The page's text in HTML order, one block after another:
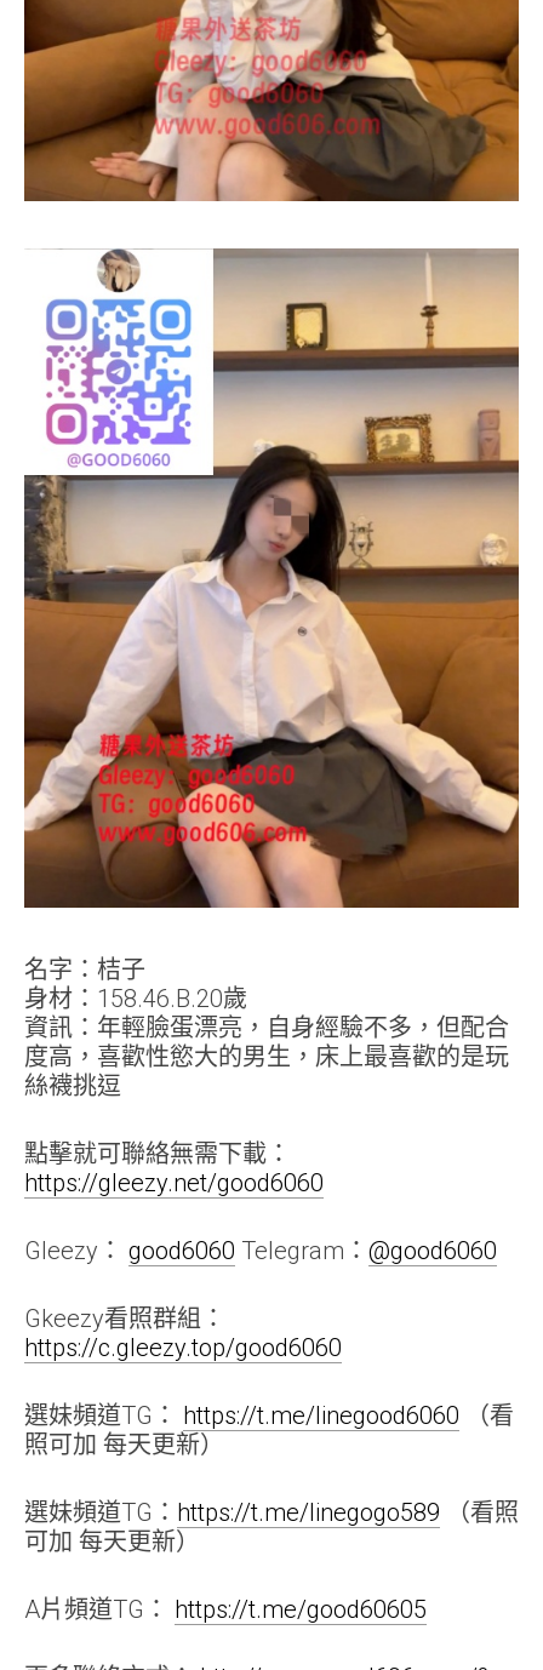
名字：桔子
身材：158.46.B.20歲
資訊：年輕臉蛋漂亮，自身經驗不多，但配合
度高，喜歡性慾大的男生，床上最喜歡的是玩
絲襪挑逗
點擊就可聯絡無需下載：
https://gleezy.net/good6060
Gleezy： good6060 Telegram： @good6060
Gkeezy看照群組：
https://c.gleezy.top/good6060
選妹頻道TG： https://t.me/linegood6060 （看
照可加 每天更新）
選妹頻道TG： https://t.me/linegogo589 （看照
可加 每天更新）
A片頻道TG： https://t.me/good60605